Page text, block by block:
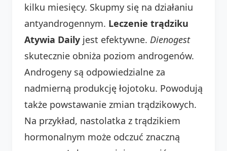
kilku miesięcy. Skupmy się na działaniu
antyandrogennym. Leczenie trądziku
Atywia Daily jest efektywne. Dienogest
skutecznie obniża poziom androgenów.
Androgeny są odpowiedzialne za
nadmierną produkcję łojotoku. Powodują
także powstawanie zmian trądzikowych.
Na przykład, nastolatka z trądzikiem
hormonalnym może odczuć znaczną